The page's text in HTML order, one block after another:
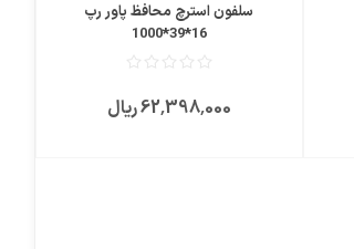
سلفون استرچ محافظ پاور رپ
16*39*1000
62٬398٬000 ریال